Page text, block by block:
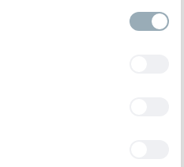
01-09-2017